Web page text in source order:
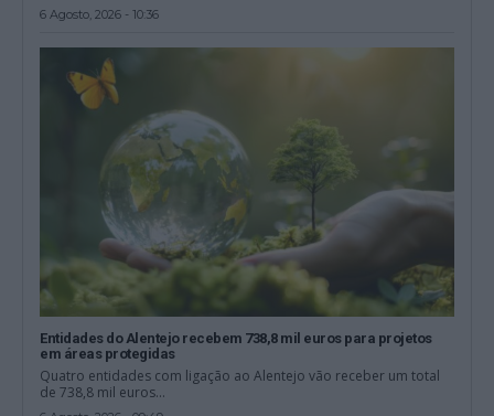
6 Agosto, 2026 - 10:36
Entidades do Alentejo recebem 738,8 mil euros para projetos
em áreas protegidas
Quatro entidades com ligação ao Alentejo vão receber um total
de 738,8 mil euros...